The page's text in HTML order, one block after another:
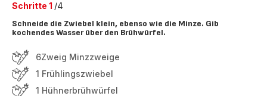
Schritte 1 /4
Schneide die Zwiebel klein, ebenso wie die Minze. Gib
kochendes Wasser über den Brühwürfel.
6Zweig Minzzweige
1 Frühlingszwiebel
1 Hühnerbrühwürfel